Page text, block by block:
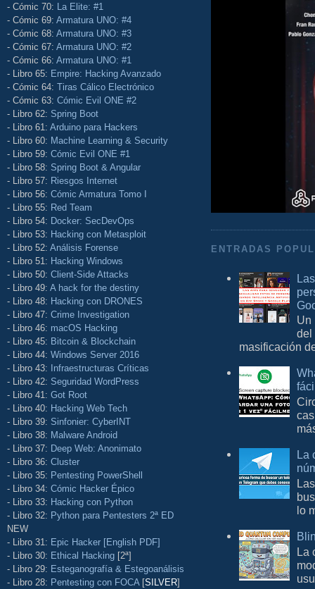
- Cómic 70: La Elite: #1
- Cómic 69: Armatura UNO: #4
- Cómic 68: Armatura UNO: #3
- Cómic 67: Armatura UNO: #2
- Cómic 66: Armatura UNO: #1
- Libro 65: Empire: Hacking Avanzado
- Cómic 64: Tiras Cálico Electrónico
- Cómic 63: Cómic Evil ONE #2
- Libro 62: Spring Boot
- Libro 61: Arduino para Hackers
- Libro 60: Machine Learning & Security
- Libro 59: Cómic Evil ONE #1
- Libro 58: Spring Boot & Angular
- Libro 57: Riesgos Internet
- Libro 56: Cómic Armatura Tomo I
- Libro 55: Red Team
- Libro 54: Docker: SecDevOps
- Libro 53: Hacking con Metasploit
- Libro 52: Análisis Forense
- Libro 51: Hacking Windows
- Libro 50: Client-Side Attacks
- Libro 49: A hack for the destiny
- Libro 48: Hacking con DRONES
- Libro 47: Crime Investigation
- Libro 46: macOS Hacking
- Libro 45: Bitcoin & Blockchain
- Libro 44: Windows Server 2016
- Libro 43: Infraestructuras Críticas
- Libro 42: Seguridad WordPress
- Libro 41: Got Root
- Libro 40: Hacking Web Tech
- Libro 39: Sinfonier: CyberINT
- Libro 38: Malware Android
- Libro 37: Deep Web: Anonimato
- Libro 36: Cluster
- Libro 35: Pentesting PowerShell
- Libro 34: Cómic Hacker Épico
- Libro 33: Hacking con Python
- Libro 32: Python para Pentesters 2ª ED
NEW
- Libro 31: Epic Hacker [English PDF]
- Libro 30: Ethical Hacking [2ª]
- Libro 29: Esteganografía & Estegoanálisis
- Libro 28: Pentesting con FOCA [SILVER]
ENTRADAS
Un
del
masificación
La
lo
La